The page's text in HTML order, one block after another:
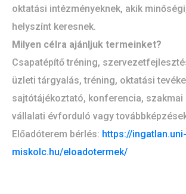
oktatási intézményeknek, akik
helyszínt keresnek.
Milyen célra ajánljuk termeinket?
Csapatépítő tréning,
üzleti tárgyalás, tréning, oktatási
sajtótájékoztató, konferencia, szakmai
vállalati évforduló vagy
Előadóterem bérlés: https://ingatlan.uni-
miskolc.hu/eloadotermek/